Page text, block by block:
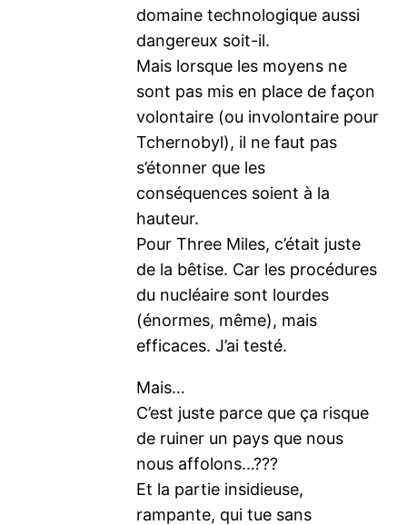
domaine technologique aussi
dangereux soit-il.
Mais lorsque les moyens ne
sont pas mis en place de façon
volontaire (ou involontaire pour
Tchernobyl), il ne faut pas
s’étonner que les
conséquences soient à la
hauteur.
Pour Three Miles, c’était juste
de la bêtise. Car les procédures
du nucléaire sont lourdes
(énormes, même), mais
efficaces. J’ai testé.
Mais…
C’est juste parce que ça risque
de ruiner un pays que nous
nous affolons…???
Et la partie insidieuse,
rampante, qui tue sans